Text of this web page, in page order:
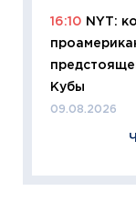
16:10 NYT:
Кубы
09.08.2026